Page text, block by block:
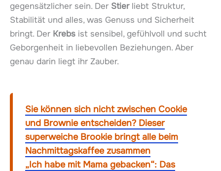
gegensätzlicher sein. Der Stierliebt Struktur,
Stabilität und alles, was Genuss und Sicherheit
bringt. Der Krebs ist sensibel, gefühlvoll und sucht
Geborgenheit in liebevollen Beziehungen. Aber
genau darin liegt ihr Zauber.
Sie können sich nicht zwischen Cookie
und Brownie entscheiden? Dieser
superweiche Brookie bringt alle beim
Nachmittagskaffee zusammen
„Ich habe mit Mama gebacken“: Das